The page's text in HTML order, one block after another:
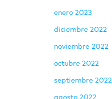
enero 2023
diciembre 2022
noviembre 2022
octubre 2022
septiembre 2022
agosto 2022